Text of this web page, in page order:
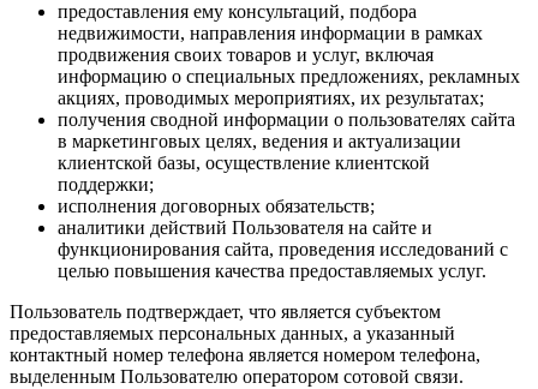
предоставления ему консультаций, подбора
недвижимости, направления информации в рамках
продвижения своих товаров и услуг, включая
информацию о специальных предложениях, рекламных
акциях, проводимых мероприятиях, их результатах;
получения сводной информации о пользователях сайта
в маркетинговых целях, ведения и актуализации
клиентской базы, осуществление клиентской
поддержки;
исполнения договорных обязательств;
аналитики действий Пользователя на сайте и
функционирования сайта, проведения исследований с
целью повышения качества предоставляемых услуг.
Пользователь подтверждает, что является субъектом
предоставляемых персональных данных, а указанный
контактный номер телефона является номером телефона,
выделенным Пользователю оператором сотовой связи.